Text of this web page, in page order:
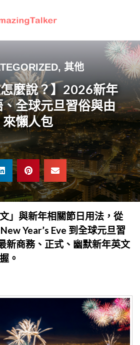
, 其他
麼說？】2026新年
全球元旦習俗與由
來懶人包
」與新年相關節日用法，從
Year’s Eve 到全球元旦習
新商務、正式、幽默新年英文
。